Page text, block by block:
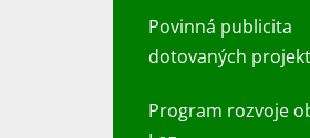
Povinná publicita
dotovaných
Program rozvoje